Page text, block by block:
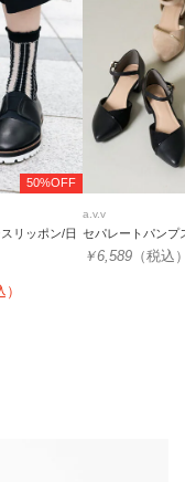
50%OFF
リッポン/日
）
a.v.v
セパレートパンプ
￥6,589（税込